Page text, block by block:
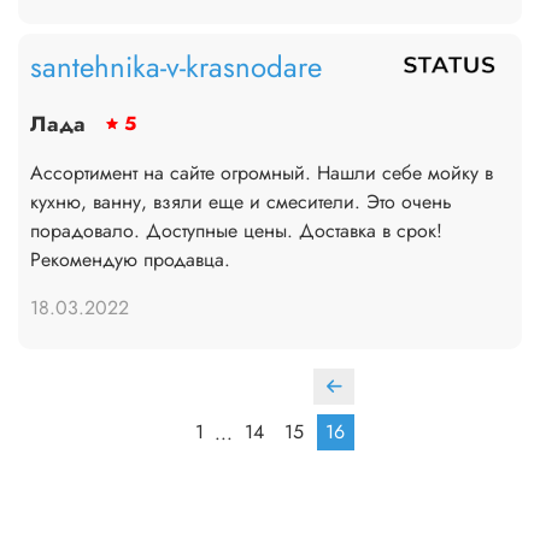
santehnika-v-krasnodare
Лада
5
Ассортимент на сайте огромный. Нашли себе мойку в
кухню, ванну, взяли еще и смесители. Это очень
порадовало. Доступные цены. Доставка в срок!
Рекомендую продавца.
18.03.2022
1 ... 14 15 16